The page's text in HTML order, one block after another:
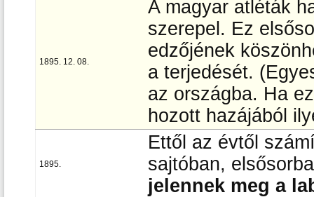
1895. 12. 08.
A magyar atléták
szerepel. Ez
edzőjének
a terjedését.
az országba. Ha
hozott hazájából
1895.
Ettől az évtől
sajtóban,
jelennek meg a